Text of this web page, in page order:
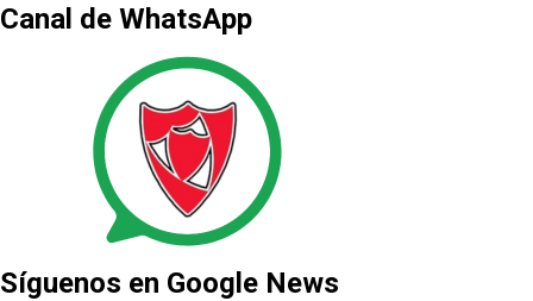
Canal de WhatsApp
Síguenos en Google News